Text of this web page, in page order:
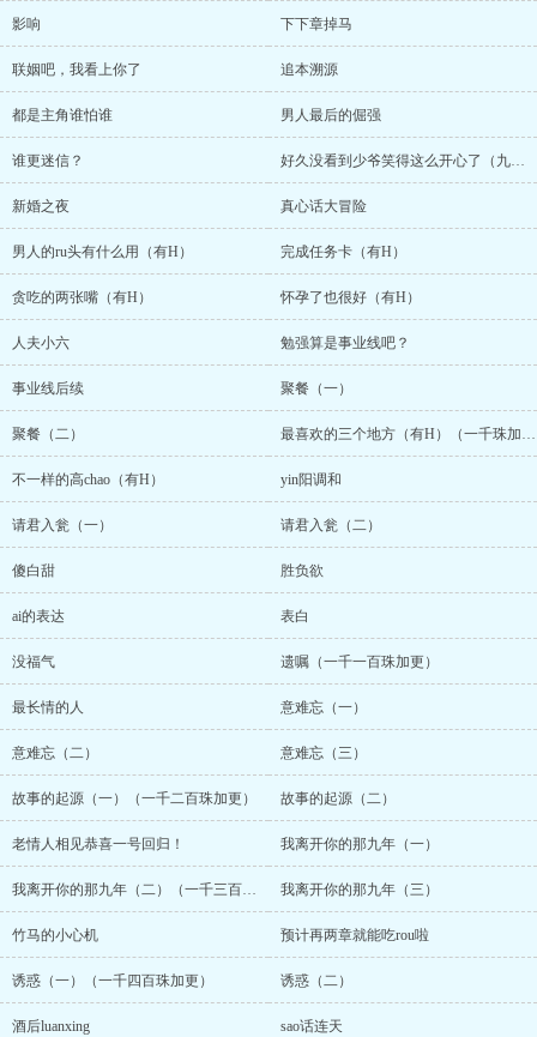
影响 下下章掉马
联姻吧，我看上你了 追本溯源
都是主角谁怕谁 男人最后的倔强
谁更迷信？ 好久没看到少爷笑得这么开心了（九百珠加更）
新婚之夜 真心话大冒险
男人的ru头有什么用（有H） 完成任务卡（有H）
贪吃的两张嘴（有H） 怀孕了也很好（有H）
人夫小六 勉强算是事业线吧？
事业线后续 聚餐（一）
聚餐（二） 最喜欢的三个地方（有H）（一千珠加更）
不一样的高chao（有H） yin阳调和
请君入瓮（一） 请君入瓮（二）
傻白甜 胜负欲
ai的表达 表白
没福气 遗嘱（一千一百珠加更）
最长情的人 意难忘（一）
意难忘（二） 意难忘（三）
故事的起源（一）（一千二百珠加更） 故事的起源（二）
老情人相见恭喜一号回归！ 我离开你的那九年（一）
我离开你的那九年（二）（一千三百珠加更）男主视角看不懂的话可忽略 我离开你的那九年（三）
竹马的小心机 预计再两章就能吃rou啦
诱惑（一）（一千四百珠加更） 诱惑（二）
酒后luanxing sao话连天